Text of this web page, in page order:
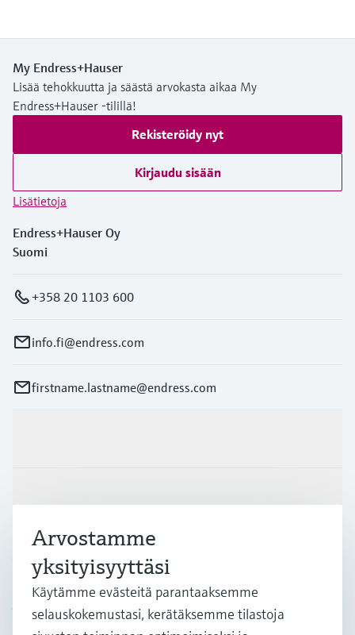
My Endress+Hauser
Lisää tehokkuutta ja säästä arvokasta aikaa My
Endress+Hauser -tilillä!
Rekisteröidy nyt
Kirjaudu sisään
Lisätietoja
Endress+Hauser Oy
Suomi
+358 20 1103 600
info.fi@endress.com
firstname.lastname@endress.com
Asiakastuki
Yritys
Arvostamme
yksityisyyttäsi
Käytämme evästeitä parantaaksemme
selauskokemustasi, kerätäksemme tilastoja